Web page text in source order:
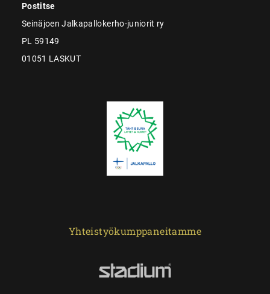
Postitse
Seinäjoen Jalkapallokerho-juniorit ry
PL 59149
01051 LASKUT
Yhteistyökumppaneitamme